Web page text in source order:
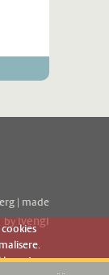
| made
byivengi